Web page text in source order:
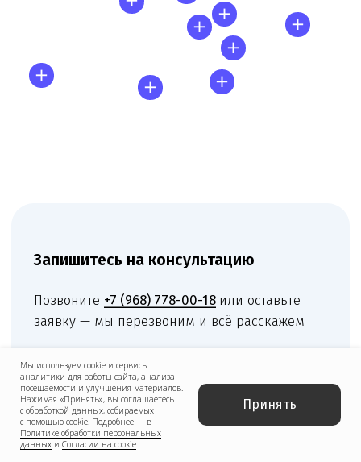
Мы используем cookie и сервисы
аналитики для работы сайта, анализа
посещаемости и улучшения материалов.
Нажимая «Принять», вы соглашаетесь
с обработкой данных, собираемых
с помощью cookie. Подробнее — в
Политике обработки персональных
данных и Согласии на cookie.
Принять